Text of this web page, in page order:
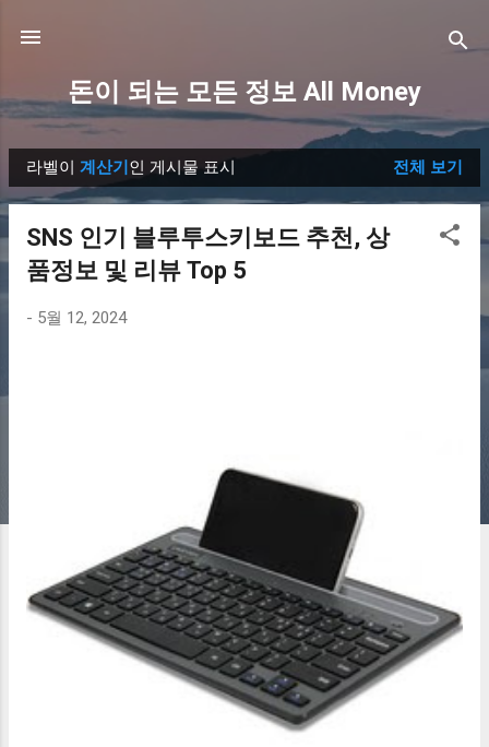
돈이 되는 모든 정보 All Money
글
라벨이 계산기인 게시물 표시 전체 보기
SNS 인기 블루투스키보드 추천, 상
품정보 및 리뷰 Top 5
- 5월 12, 2024